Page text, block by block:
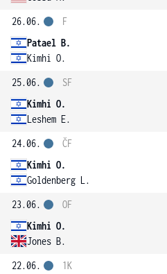
26.06.
Patael B.
Kimhi O.
F
25.06.
Kimhi O.
Leshem E.
SF
24.06.
Kimhi O.
Goldenberg L.
ČF
23.06.
Kimhi O.
Jones B.
OF
22.06.
1K